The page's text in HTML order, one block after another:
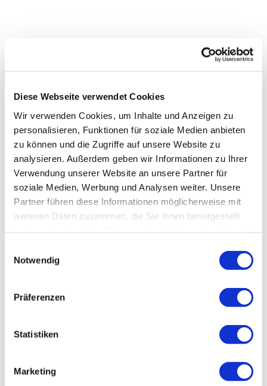
Diese Webseite verwendet Cookies
Wir verwenden Cookies, um Inhalte und Anzeigen zu
personalisieren, Funktionen für soziale Medien anbieten
zu können und die Zugriffe auf unsere Website zu
analysieren. Außerdem geben wir Informationen zu Ihrer
Verwendung unserer Website an unsere Partner für
soziale Medien, Werbung und Analysen weiter. Unsere
Partner führen diese Informationen möglicherweise mit
weiteren Daten zusammen, die Sie ihnen bereitgestellt
Notwendig
Präferenzen
Statistiken
Marketing